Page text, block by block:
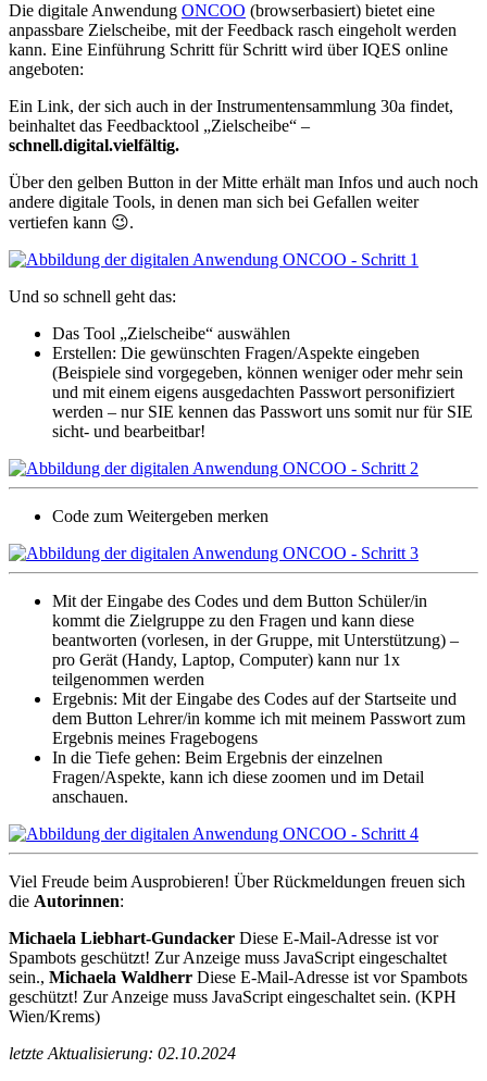
Die digitale Anwendung ONCOO (browserbasiert) bietet eine
anpassbare Zielscheibe, mit der Feedback rasch eingeholt werden
kann. Eine Einführung Schritt für Schritt wird über IQES online
angeboten:
Ein Link, der sich auch in der Instrumentensammlung 30a findet,
beinhaltet das Feedbacktool „Zielscheibe“ –
schnell.digital.vielfältig.
Über den gelben Button in der Mitte erhält man Infos und auch noch
andere digitale Tools, in denen man sich bei Gefallen weiter
vertiefen kann 😉.
Und so schnell geht das:
Das Tool „Zielscheibe“ auswählen
Erstellen: Die gewünschten Fragen/Aspekte eingeben
(Beispiele sind vorgegeben, können weniger oder mehr sein
und mit einem eigens ausgedachten Passwort personifiziert
werden – nur SIE kennen das Passwort uns somit nur für SIE
sicht- und bearbeitbar!
Code zum Weitergeben merken
Mit der Eingabe des Codes und dem Button Schüler/in
kommt die Zielgruppe zu den Fragen und kann diese
beantworten (vorlesen, in der Gruppe, mit Unterstützung) –
pro Gerät (Handy, Laptop, Computer) kann nur 1x
teilgenommen werden
Ergebnis: Mit der Eingabe des Codes auf der Startseite und
dem Button Lehrer/in komme ich mit meinem Passwort zum
Ergebnis meines Fragebogens
In die Tiefe gehen: Beim Ergebnis der einzelnen
Fragen/Aspekte, kann ich diese zoomen und im Detail
anschauen.
Viel Freude beim Ausprobieren! Über Rückmeldungen freuen sich
die Autorinnen:
Michaela Liebhart-Gundacker Diese E-Mail-Adresse ist vor
Spambots geschützt! Zur Anzeige muss JavaScript eingeschaltet
sein., Michaela Waldherr Diese E-Mail-Adresse ist vor Spambots
geschützt! Zur Anzeige muss JavaScript eingeschaltet sein. (KPH
Wien/Krems)
letzte Aktualisierung: 02.10.2024